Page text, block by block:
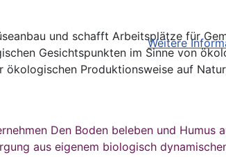
und schafft Arbeitsplätze für
Gesichtspunkten im Sinne von
Produktionsweise auf
Den Boden beleben und Humus
aus eigenem biologisch
Weitere